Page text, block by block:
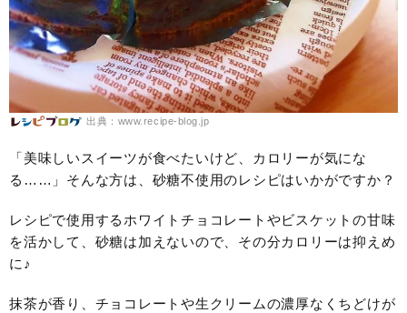
出典：www.recipe-blog.jp
「美味しいスイーツが食べたいけど、カロリーが気にな
る……」そんな方は、砂糖不使用のレシピはいかがですか？
レシピで使用するホワイトチョコレートやビスケットの甘味
を活かして、砂糖は加えないので、その分カロリーは抑えめ
に♪
抹茶が香り、チョコレートや生クリームの濃厚なくちどけが